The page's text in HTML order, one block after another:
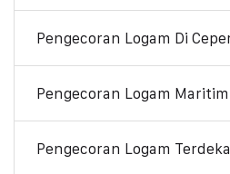
Pengecoran Logam Di
Pengecoran Logam Maritim
Pengecoran Logam